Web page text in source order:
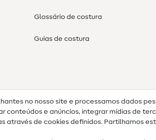
Glossário de costura
Guias de costura
no nosso site e processamos dados
conteúdos e anúncios, integrar mídias de
através de cookies definidos. Partilhamos